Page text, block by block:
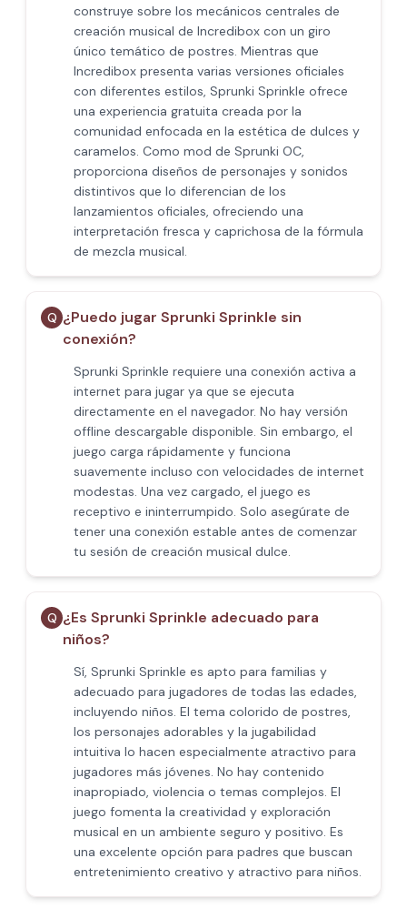
construye sobre los mecánicos centrales de
creación musical de Incredibox con un giro
único temático de postres. Mientras que
Incredibox presenta varias versiones oficiales
con diferentes estilos, Sprunki Sprinkle ofrece
una experiencia gratuita creada por la
comunidad enfocada en la estética de dulces y
caramelos. Como mod de Sprunki OC,
proporciona diseños de personajes y sonidos
distintivos que lo diferencian de los
lanzamientos oficiales, ofreciendo una
interpretación fresca y caprichosa de la fórmula
de mezcla musical.
Q ¿Puedo jugar Sprunki Sprinkle sin
conexión?
Sprunki Sprinkle requiere una conexión activa a
internet para jugar ya que se ejecuta
directamente en el navegador. No hay versión
offline descargable disponible. Sin embargo, el
juego carga rápidamente y funciona
suavemente incluso con velocidades de internet
modestas. Una vez cargado, el juego es
receptivo e ininterrumpido. Solo asegúrate de
tener una conexión estable antes de comenzar
tu sesión de creación musical dulce.
Q ¿Es Sprunki Sprinkle adecuado para
niños?
Sí, Sprunki Sprinkle es apto para familias y
adecuado para jugadores de todas las edades,
incluyendo niños. El tema colorido de postres,
los personajes adorables y la jugabilidad
intuitiva lo hacen especialmente atractivo para
jugadores más jóvenes. No hay contenido
inapropiado, violencia o temas complejos. El
juego fomenta la creatividad y exploración
musical en un ambiente seguro y positivo. Es
una excelente opción para padres que buscan
entretenimiento creativo y atractivo para niños.